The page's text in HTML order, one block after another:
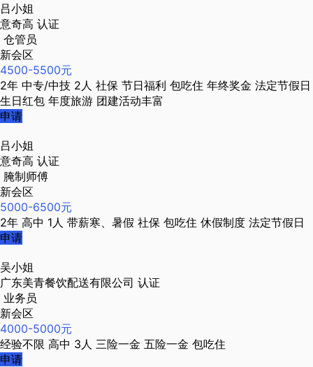
吕小姐
意奇高 认证
仓管员
新会区
4500-5500元
2年 中专/中技 2人 社保 节日福利 包吃住 年终奖金 法定节假日
生日红包 年度旅游 团建活动丰富
申请
吕小姐
意奇高 认证
腌制师傅
新会区
5000-6500元
2年 高中 1人 带薪寒、暑假 社保 包吃住 休假制度 法定节假日
申请
吴小姐
广东美青餐饮配送有限公司 认证
业务员
新会区
4000-5000元
经验不限 高中 3人 三险一金 五险一金 包吃住
申请